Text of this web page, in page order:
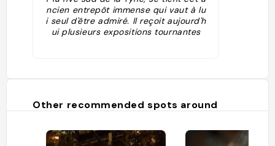
ncien entrepôt immense qui vaut à lu
i seul d'être admiré. Il reçoit aujourd'h
ui plusieurs expositions tournantes
au rez-de-chaussée et un restaurant
pour la vue que pour la qualité de la
cuisine."
Other recommended spots around